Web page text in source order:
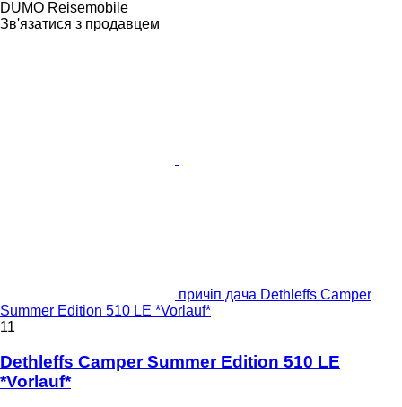
DUMO Reisemobile
Зв'язатися з продавцем
причіп дача Dethleffs Camper
Summer Edition 510 LE *Vorlauf*
11
Dethleffs Camper Summer Edition 510 LE
*Vorlauf*